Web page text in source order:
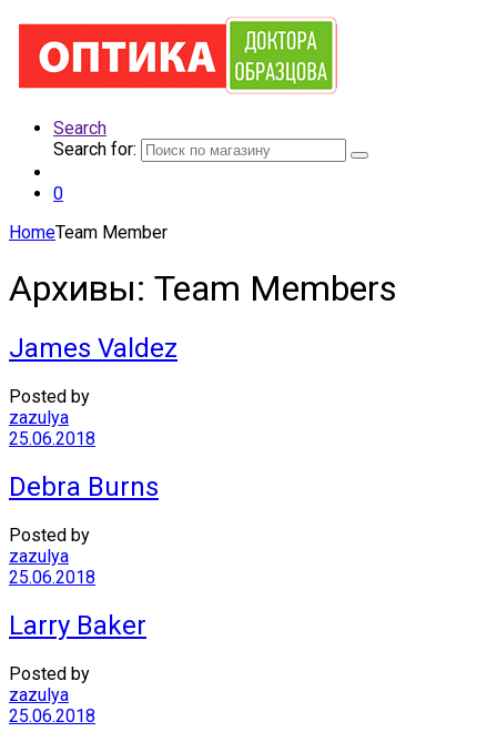
Search
Search for:
0
HomeTeam Member
Архивы: Team Members
James Valdez
Posted by
zazulya
25.06.2018
Debra Burns
Posted by
zazulya
25.06.2018
Larry Baker
Posted by
zazulya
25.06.2018